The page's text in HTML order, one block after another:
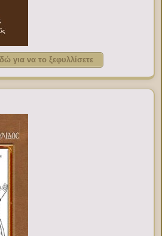
για να το ξεφυλλίσετε